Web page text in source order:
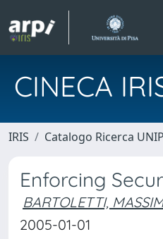
CINECA
IRIS Catalogo Ricerca
Enforcing
BARTOLETTI,
2005-01-01